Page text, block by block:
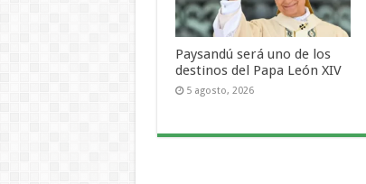
Paysandú será uno de los
destinos del Papa León XIV
5 agosto, 2026